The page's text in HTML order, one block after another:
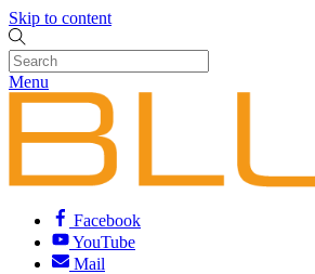
Skip to content
Menu
Facebook
YouTube
Mail